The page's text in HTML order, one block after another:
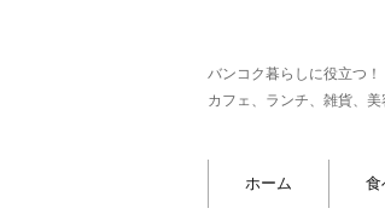
バンコク暮らしに役立つ！
カフェ、ランチ、雑貨、
ホーム 食